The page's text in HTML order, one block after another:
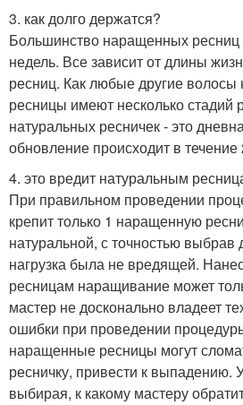
3. как долго держатся?
Большинство наращенных ресниц
недель. Все зависит от длины
ресниц. Как любые другие волосы
ресницы имеют несколько стадий
натуральных ресничек - это
обновление происходит в
4. это вредит натуральным
При правильном проведении
крепит только 1 наращенную
натуральной, с точностью выбрав
нагрузка была не вредящей.
ресницам наращивание может
мастер не досконально владеет
ошибки при проведении
наращенные ресницы могут
ресничку, привести к выпадению.
выбирая, к какому мастеру